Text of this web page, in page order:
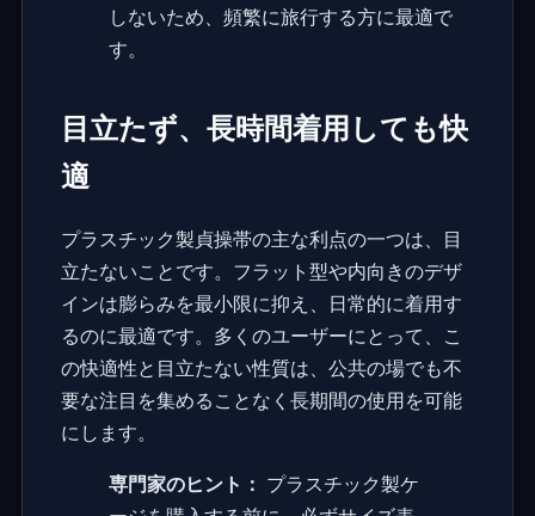
しないため、頻繁に旅行する方に最適で
す。
目立たず、長時間着用しても快
適
プラスチック製貞操帯の主な利点の一つは、目
立たないことです。フラット型や内向きのデザ
インは膨らみを最小限に抑え、日常的に着用す
るのに最適です。多くのユーザーにとって、こ
の快適性と目立たない性質は、公共の場でも不
要な注目を集めることなく長期間の使用を可能
にします。
専門家のヒント： プラスチック製ケ